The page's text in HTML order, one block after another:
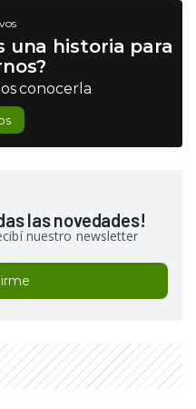
una historia para
conocerla
las novedades!
nuestro newsletter